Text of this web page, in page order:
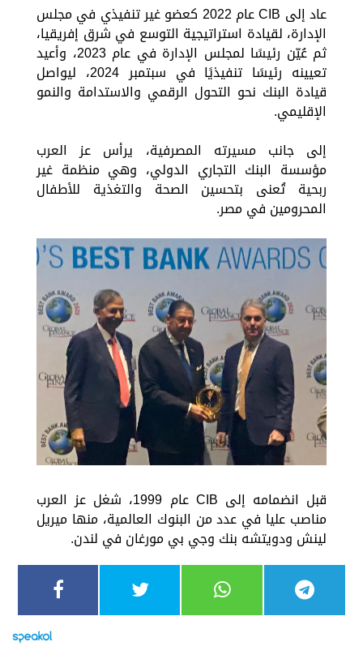
عاد إلى CIB عام 2022 كعضو غير تنفيذي في مجلس
الإدارة، لقيادة استراتيجية التوسع في شرق إفريقيا،
ثم عُيّن رئيسًا لمجلس الإدارة في عام 2023، وأعيد
تعيينه رئيسًا تنفيذيًا في سبتمبر 2024، ليواصل
قيادة البنك نحو التحول الرقمي والاستدامة والنمو
الإقليمي.
إلى جانب مسيرته المصرفية، يرأس عز العرب
مؤسسة البنك التجاري الدولي، وهي منظمة غير
ربحية تُعنى بتحسين الصحة والتغذية للأطفال
المحرومين في مصر.
قبل انضمامه إلى CIB عام 1999، شغل عز العرب
مناصب عليا في عدد من البنوك العالمية، منها ميريل
لينش ودويتشه بنك وجي بي مورغان في لندن.